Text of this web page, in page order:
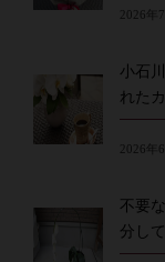
2026年
小石
れた
2026年
不要
分し